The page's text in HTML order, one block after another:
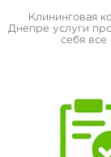
Клининговая
Днепре услуги
себя